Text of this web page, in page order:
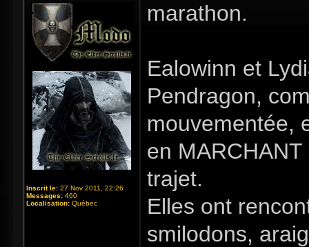
Inscrit le: 27 Nov 2011, 22:26
Messages: 460
Localisation: Québec
marathon.
Ealowinn et
Pendragon,
mouvementée,
en
trajet.
Elles ont
smilodons,